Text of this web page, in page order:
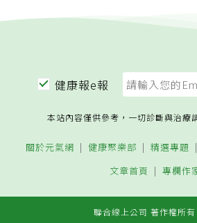
健康報e報
本站內容僅供參考，一切診斷與治療
關於元氣網 健康聚樂部 精選專題
文章首頁
專欄作
聯合線上公司 著作權所有